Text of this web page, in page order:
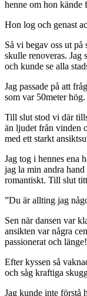
henne om hon kände
Hon log och genast
Så vi begav oss ut på
skulle renoveras. Jag
och kunde se alla
Jag passade på att
som var 50meter hög.
Till slut stod vi där
än ljudet från vinden
med ett starkt
Jag tog i hennes ena
jag la min andra
romantiskt. Till slut
”Du är allting jag
Sen när dansen var
ansikten var några
passionerat och länge!
Efter kyssen så
och såg kraftiga
Jag kunde inte förstå